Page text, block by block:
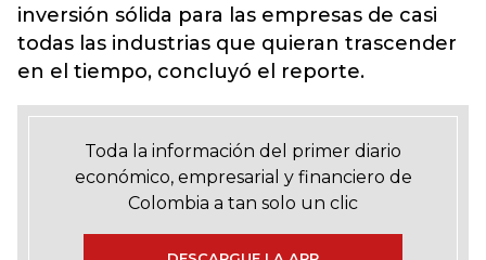
inversión sólida para las empresas de casi
todas las industrias que quieran trascender
en el tiempo, concluyó el reporte.
Toda la información del primer diario
económico, empresarial y financiero de
Colombia a tan solo un clic